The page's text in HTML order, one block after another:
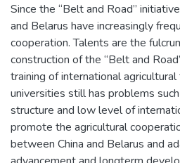
Since the “Belt and Road”
and Belarus have increasingly
cooperation. Talents are the
construction of the “Belt and
training of international
universities still has problems
structure and low level of
promote the agricultural
between China and Belarus and